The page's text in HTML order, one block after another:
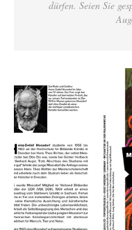
dürfen. Seien Sie